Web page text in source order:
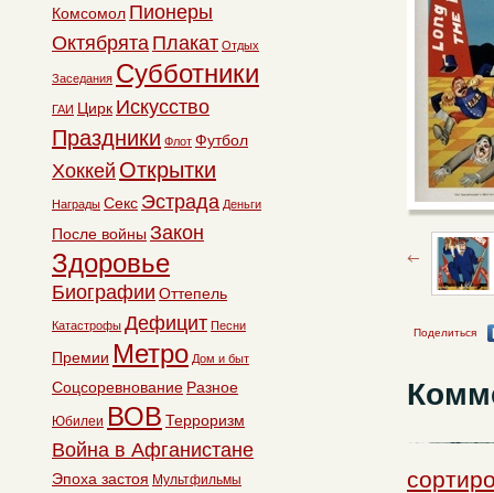
Поделиться
Комсомол Пионеры
Октябрята Плакат Отдых
Заседания Субботники
ГАИ Цирк Искусство
Праздники Флот Футбол
Хоккей Открытки
Награды Секс Эстрада Деньги
После войны Закон
Здоровье
Биографии Оттепель
Катастрофы Дефицит Песни
Премии Метро Дом и быт
Соцсоревнование Разное
Юбилеи ВОВ Терроризм
Война в Афганистане
Эпоха застоя Мультфильмы